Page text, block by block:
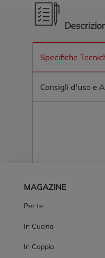
Specifiche
Consigli d'uso e
MAGAZINE
Per te
In Cucina
In Coppia